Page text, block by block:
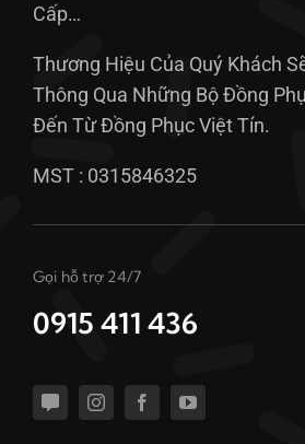
Cấp…
Thương Hiệu Của Quý Khách
Thông Qua Những Bộ Đồng
Đến Từ Đồng Phục Việt Tín.
MST : 0315846325
Gọi hỗ trợ 24/7
0915 411 436